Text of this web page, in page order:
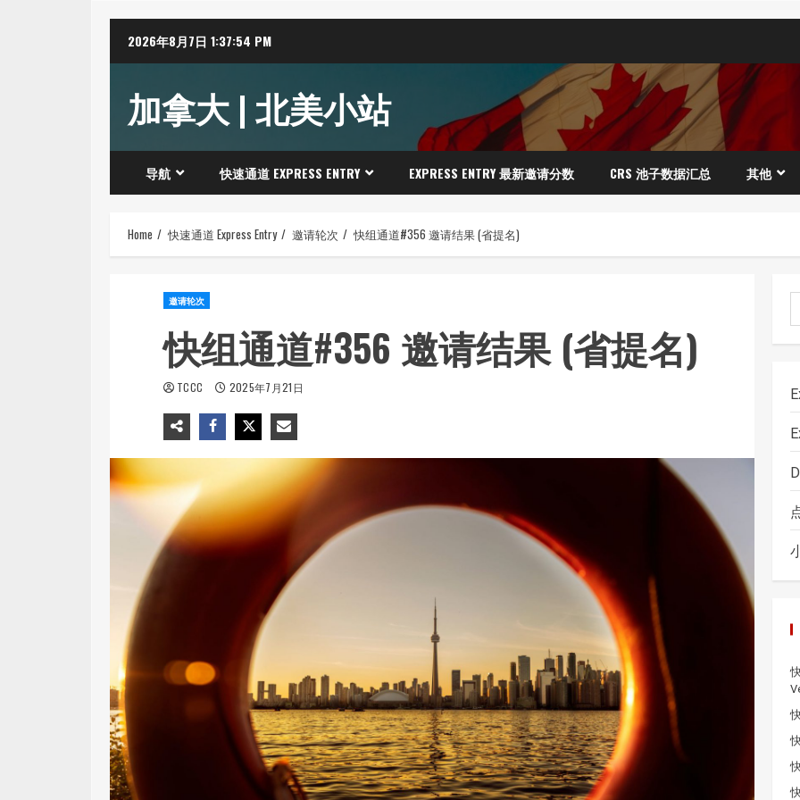
2026年8月7日 1:37:55 PM
加拿大 | 北美小站
导航 快速通道 EXPRESS ENTRY EXPRESS ENTRY 最新邀请分数 CRS 池子数据汇总 其他
Home 快速通道 Express Entry 邀请轮次 快组通道#356 邀请结果 (省提名)
邀请轮次
快组通道#356 邀请结果 (省提名)
TCCC 2025年7月21日